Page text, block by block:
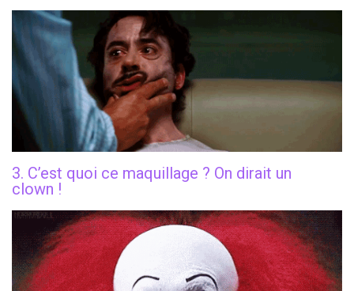
3. C’est quoi ce maquillage ? On dirait un
clown !